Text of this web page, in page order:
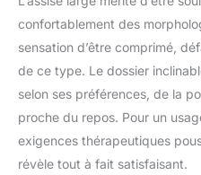
:
confortablement des
sensation d’être comprimé,
de ce type. Le dossier
selon ses préférences, de la
proche du repos. Pour un
exigences thérapeutiques
révèle tout à fait satisfaisant.